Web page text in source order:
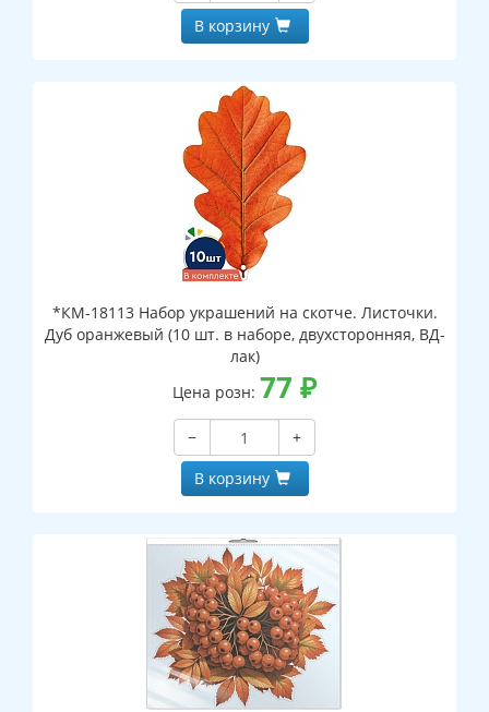
В корзину
*КМ-18113 Набор украшений на скотче. Листочки.
Дуб оранжевый (10 шт. в наборе, двухсторонняя, ВД-
лак)
Цена розн: 77 ₽
−
+
В корзину